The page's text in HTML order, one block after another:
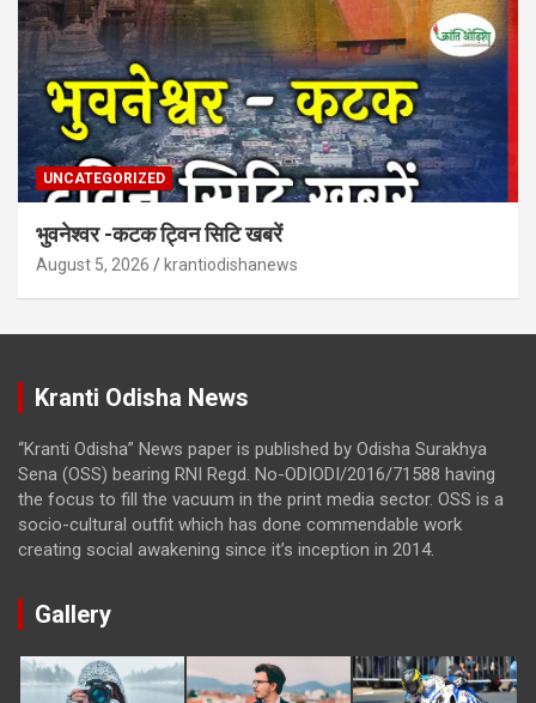
UNCATEGORIZED
भुवनेश्वर -कटक ट्विन सिटि खबरें
August 5, 2026 krantiodishanews
Kranti Odisha News
“Kranti Odisha” News paper is published by Odisha Surakhya
Sena (OSS) bearing RNI Regd. No-ODIODI/2016/71588 having
the focus to fill the vacuum in the print media sector. OSS is a
socio-cultural outfit which has done commendable work
creating social awakening since it’s inception in 2014.
Gallery